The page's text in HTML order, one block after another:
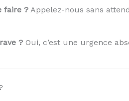
faire ?Appelez-nous sans
?Oui, c’est une urgence